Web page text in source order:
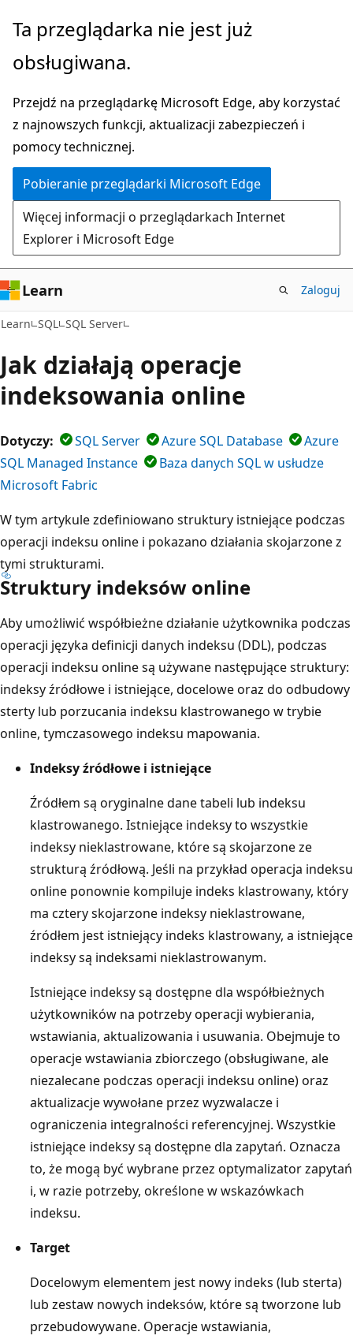
Przejdź
głównej
Ta przeglądarka nie jest już
obsługiwana.
Przejdź na przeglądarkę Microsoft Edge, aby korzystać
z najnowszych funkcji, aktualizacji zabezpieczeń i
pomocy technicznej.
Pobieranie przeglądarki Microsoft Edge
Więcej informacji o przeglądarkach Internet
Explorer i Microsoft Edge
Learn Zaloguj
Learn SQL SQL Server
Jak działają operacje
indeksowania online
Dotyczy: SQL Server Azure SQL Database
Azure
SQL Managed Instance
Baza danych SQL w usłudze
Microsoft Fabric
W tym artykule zdefiniowano struktury istniejące podczas
operacji indeksu online i pokazano działania skojarzone z
tymi strukturami.
Struktury indeksów online
Aby umożliwić współbieżne działanie użytkownika podczas
operacji języka definicji danych indeksu (DDL), podczas
operacji indeksu online są używane następujące struktury:
indeksy źródłowe i istniejące, docelowe oraz do odbudowy
sterty lub porzucania indeksu klastrowanego w trybie
online, tymczasowego indeksu mapowania.
Indeksy źródłowe i istniejące
Źródłem są oryginalne dane tabeli lub indeksu
klastrowanego. Istniejące indeksy to wszystkie
indeksy nieklastrowane, które są skojarzone ze
strukturą źródłową. Jeśli na przykład operacja indeksu
online ponownie kompiluje indeks klastrowany, który
ma cztery skojarzone indeksy nieklastrowane,
źródłem jest istniejący indeks klastrowany, a istniejące
indeksy są indeksami nieklastrowanym.
Istniejące indeksy są dostępne dla współbieżnych
użytkowników na potrzeby operacji wybierania,
wstawiania, aktualizowania i usuwania. Obejmuje to
operacje wstawiania zbiorczego (obsługiwane, ale
niezalecane podczas operacji indeksu online) oraz
aktualizacje wywołane przez wyzwalacze i
ograniczenia integralności referencyjnej. Wszystkie
istniejące indeksy są dostępne dla zapytań. Oznacza
to, że mogą być wybrane przez optymalizator zapytań
i, w razie potrzeby, określone w wskazówkach
indeksu.
Target
Docelowym elementem jest nowy indeks (lub sterta)
lub zestaw nowych indeksów, które są tworzone lub
przebudowywane. Operacje wstawiania,